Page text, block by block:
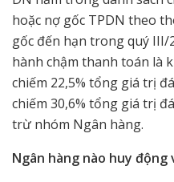
hoặc nợ gốc TPDN theo
gốc đến hạn trong quý III/
hành chậm thanh toán là
chiếm 22,5% tổng giá trị
chiếm 30,6% tổng giá trị
trừ nhóm Ngân hàng.
Ngân hàng nào huy